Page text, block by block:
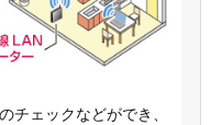
チェックなどができ、